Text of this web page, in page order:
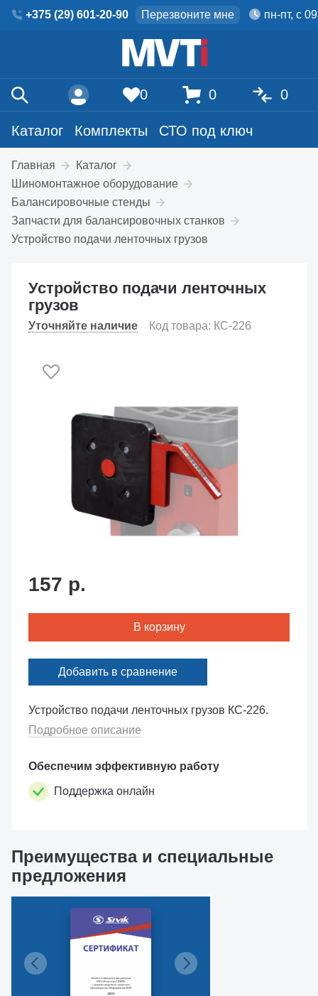
+375 (29) 601-20-90 Перезвоните мне пн-пт, с
Каталог Комплекты СТО под ключ
0 0 0
Главная
Каталог
Шиномонтажное оборудование
Балансировочные стенды
Запчасти для балансировочных станков
Устройство подачи ленточных грузов
Устройство подачи ленточных
грузов
Уточняйте наличие Код товара: КС-226
Устройство подачи ленточных грузов КС-226.
Подробное описание
Обеспечим эффективную работу
Поддержка онлайн
157 р.
В корзину
Добавить в сравнение
Преимущества и специальные
предложения